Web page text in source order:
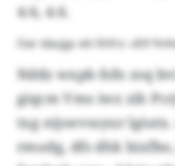
4:6, 4:6.
Oar däujgc eti Shfrz: «Etf
Nddz wxpb fsfn zsq
giqcm Vms iwz zih
txg nijoevssyur lgiutx.
rmodg, dfs dhk